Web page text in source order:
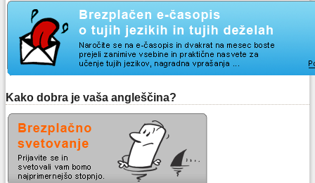
Kako dobra je vaša angleščina?